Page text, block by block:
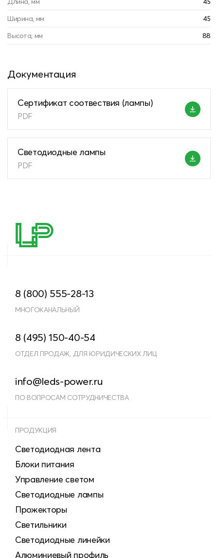
Ширина, мм
45
Высота, мм
88
Документация
Сертификат соотвествия (лампы)
PDF
Светодиодные лампы
PDF
8 (800) 555-28-13
МНОГОКАНАЛЬНЫЙ
8 (495) 150-40-54
ОТДЕЛ ПРОДАЖ, ДЛЯ ЮРИДИЧЕСКИХ ЛИЦ
info@leds-power.ru
ПО ВОПРОСАМ СОТРУДНИЧЕСТВА
ПРОДУКЦИЯ
Светодиодная лента
Блоки питания
Управление светом
Светодиодные лампы
Прожекторы
Светильники
Светодиодные линейки
Алюминиевый профиль